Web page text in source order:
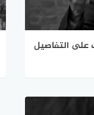
على التفاصيل